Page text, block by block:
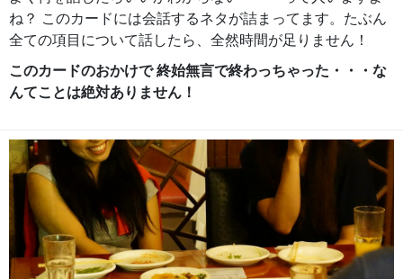
ね？ このカードには会話するネタが詰まってます。たぶん
全ての項目について話したら、全然時間が足りません！
このカードのおかけで 終始無言で終わっちゃった・・・な
んてことは絶対ありません！